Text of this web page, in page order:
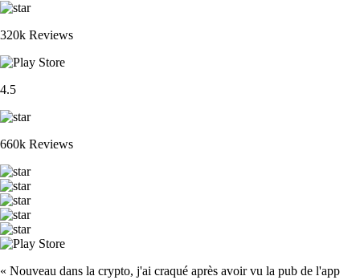
320k Reviews
4.5
660k Reviews
« Nouveau dans la crypto, j'ai craqué après avoir vu la pub de l'app